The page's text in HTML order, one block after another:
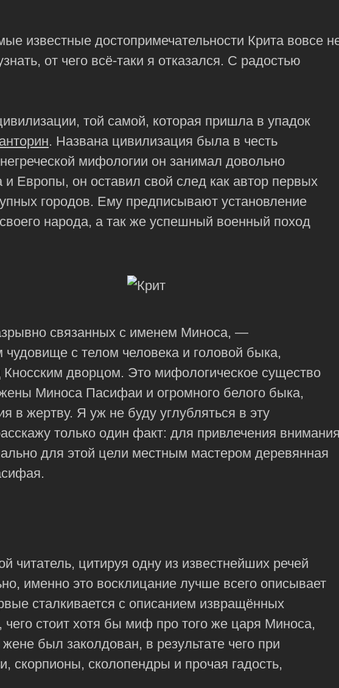
известные достопримечательности Крита вовсе
от чего всё-таки я отказался. С радостью
той самой, которая пришла в упадок
. Названа цивилизация была в честь
мифологии он занимал довольно
Европы, он оставил свой след как автор первых
городов. Ему предписывают установление
народа, а так же успешный военный поход
связанных с именем Миноса, —
с телом человека и головой быка,
дворцом. Это мифологическое существо
Миноса Пасифаи и огромного белого быка,
в жертву. Я уж не буду углубляться в эту
только один факт: для привлечения внимания
для этой цели местным мастером деревянная
читатель, цитируя одну из известнейших речей
именно это восклицание лучше всего описывает
сталкивается с описанием извращённых
стоит хотя бы миф про того же царя Миноса,
был заколдован, в результате чего при
скорпионы, сколопендры и прочая гадость,